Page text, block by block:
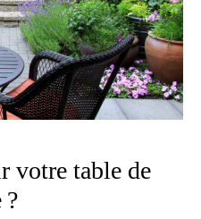
votre table de
?